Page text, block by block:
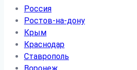
Россия
Ростов-на-дону
Крым
Краснодар
Ставрополь